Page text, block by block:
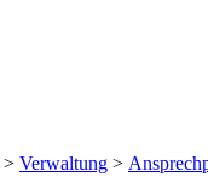
> Verwaltung >